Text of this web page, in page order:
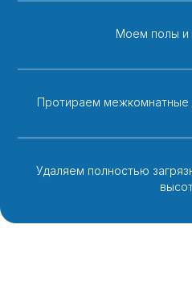
Моем полы и
Протираем межкомнатные
Удаляем полностью